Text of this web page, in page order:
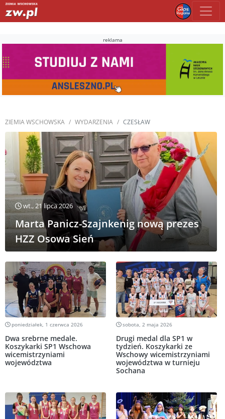
reklama
ZIEMIA WSCHOWSKA WYDARZENIA CZESŁAW
wt., 21 lipca 2026
Marta Panicz-Szajnkenig nową prezes
HZZ Osowa Sień
poniedziałek, 1 czerwca 2026
Dwa srebrne medale.
Koszykarki SP1 Wschowa
wicemistrzyniami
województwa
sobota, 2 maja 2026
Drugi medal dla SP1 w
tydzień. Koszykarki ze
Wschowy wicemistrzyniami
województwa w turnieju
Sochana